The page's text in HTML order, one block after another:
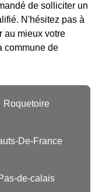
de solliciter un
N'hésitez pas à
au mieux votre
commune de
Roquetoire
De-France
de-calais